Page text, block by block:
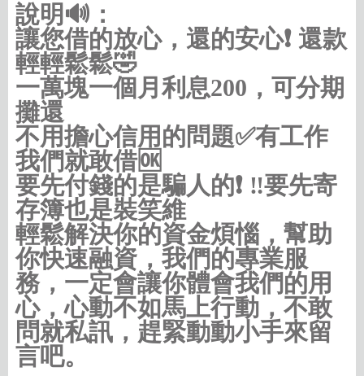
說明🔊：
讓您借的放心，還的安心❗️ 還款
輕輕鬆鬆🤣
一萬塊一個月利息200，可分期
攤還
不用擔心信用的問題✅有工作
我們就敢借🆗
要先付錢的是騙人的❗️ ‼️要先寄
存簿也是裝笑維
輕鬆解決你的資金煩惱，幫助
你快速融資，我們的專業服
務，一定會讓你體會我們的用
心，心動不如馬上行動，不敢
問就私訊，趕緊動動小手來留
言吧。